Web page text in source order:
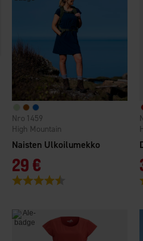
Naisten Ulkoilumekko
High Mountain
1459
29 €
Arvio: